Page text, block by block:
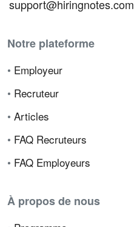
support@hiringnotes.com
Notre plateforme
• Employeur
• Recruteur
• Articles
• FAQ Recruteurs
• FAQ Employeurs
À propos de nous